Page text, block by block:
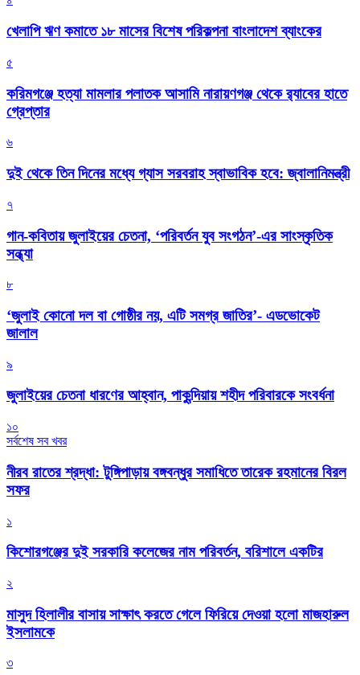
খেলাপি ঋণ কমাতে ১৮ মাসের বিশেষ পরিকল্পনা বাংলাদেশ ব্যাংকের
৫
করিমগঞ্জে হত্যা মামলার পলাতক আসামি নারায়ণগঞ্জ থেকে র‌্যাবের হাতে
গ্রেপ্তার
৬
দুই থেকে তিন দিনের মধ্যে গ্যাস সরবরাহ স্বাভাবিক হবে: জ্বালানিমন্ত্রী
৭
গান-কবিতায় জুলাইয়ের চেতনা, ‘পরিবর্তন যুব সংগঠন’-এর সাংস্কৃতিক
সন্ধ্যা
৮
‘জুলাই কোনো দল বা গোষ্ঠীর নয়, এটি সমগ্র জাতির’- এডভোকেট
জালাল
৯
জুলাইয়ের চেতনা ধারণের আহ্বান, পাকুন্দিয়ায় শহীদ পরিবারকে সংবর্ধনা
১০
সর্বশেষ সব খবর
নীরব রাতের শ্রদ্ধা: টুঙ্গিপাড়ায় বঙ্গবন্ধুর সমাধিতে তারেক রহমানের বিরল
সফর
১
কিশোরগঞ্জের দুই সরকারি কলেজের নাম পরিবর্তন, বরিশালে একটির
২
মাসুদ হিলালীর বাসায় সাক্ষাৎ করতে গেলে ফিরিয়ে দেওয়া হলো মাজহারুল
ইসলামকে
৩